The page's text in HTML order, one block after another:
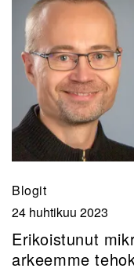
Blogit
24 huhtikuu 2023
Erikoistunut
arkeemme